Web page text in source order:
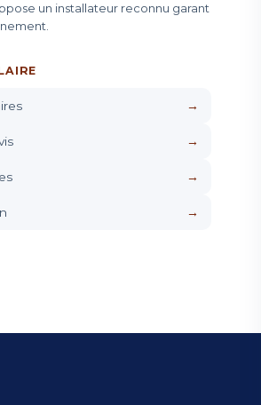
un installateur reconnu garant
→
→
→
→